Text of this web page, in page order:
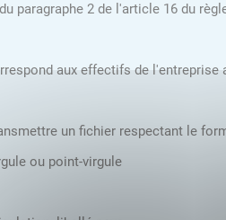
paragraphe 2 de l'article 16 du
aux effectifs de
un fichier respectant le
ou point-virgule